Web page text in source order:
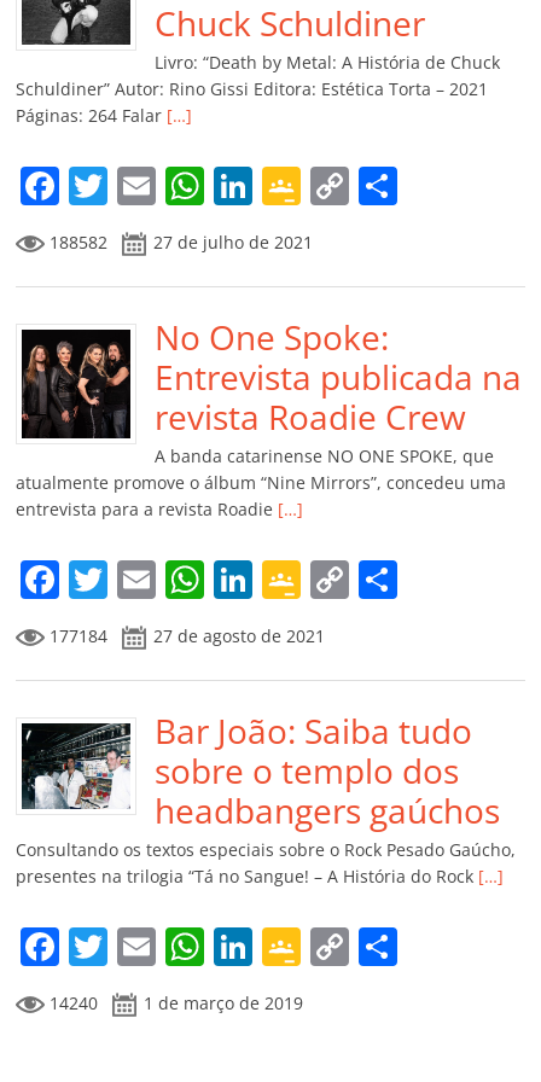
o
k
p a
ss
ro
m
k h
ar
Chuck Schuldiner
Livro: “Death by Metal: A História de Chuck
Schuldiner” Autor: Rino Gissi Editora: Estética Torta – 2021
Páginas: 264 Falar […]
F
a
c
e
b
o
o
k
T
w
itt
er
E
m
ai
l
W
h
at
s
A
p
p
Li
n
k
e
dI
n
G
o
o
gl
e
Cl
a
ss
ro
o
m
C
y
Li
n
k
p
til
h
ar
188582 27 de julho de 2021
No One Spoke:
Entrevista publicada na
revista Roadie Crew
A banda catarinense NO ONE SPOKE, que
atualmente promove o álbum “Nine Mirrors”, concedeu uma
entrevista para a revista Roadie […]
F
a
c
e
b
o
o
k
T
w
itt
er
E
m
ai
l
W
at
s
A
p
p
Li
n
k
e
dI
n
G
o
o
gl
e
Cl
a
ss
ro
o
m
C
y
Li
n
k
p
ar
til
h
ar
177184 27 de agosto de 2021
Bar João: Saiba tudo
sobre o templo dos
headbangers gaúchos
Consultando os textos especiais sobre o Rock Pesado Gaúcho,
presentes na trilogia “Tá no Sangue! – A História do Rock […]
F
a
c
T
w
itt
E
m
ai
W
at
Li
n
k
G
o
o
C
14240 1 de março de 2019